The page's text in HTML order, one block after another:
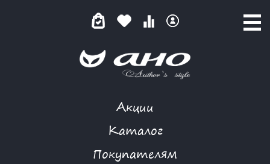
Акции
Каталог
Покупателям
СЛАДКАЯ ТАЙНА (МАТОВЫЙ)